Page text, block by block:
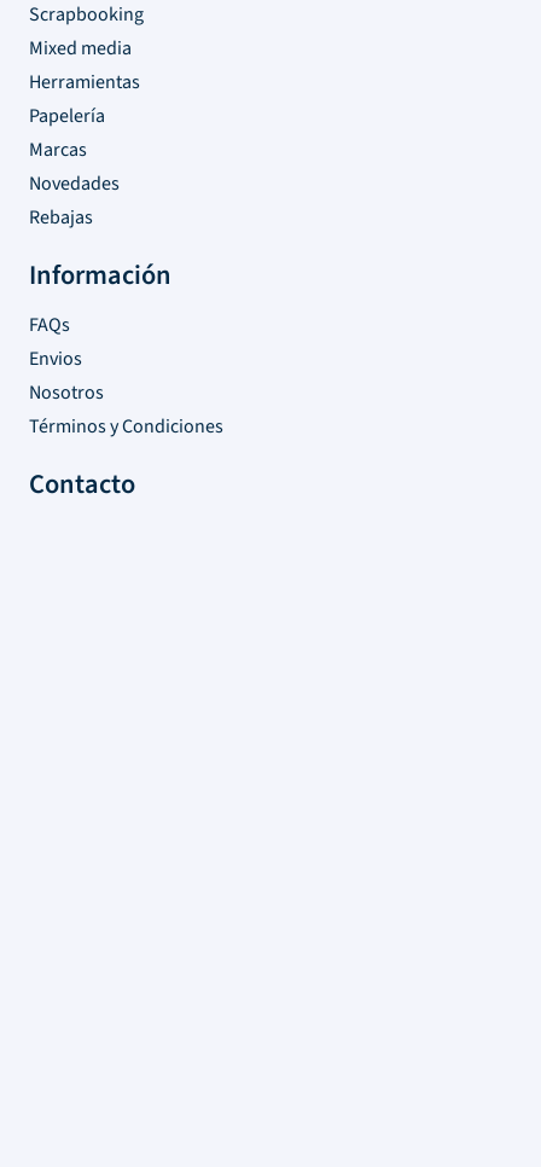
Scrapbooking
Mixed media
Herramientas
Papelería
Marcas
Novedades
Rebajas
Información
FAQs
Envios
Nosotros
Términos y Condiciones
Contacto